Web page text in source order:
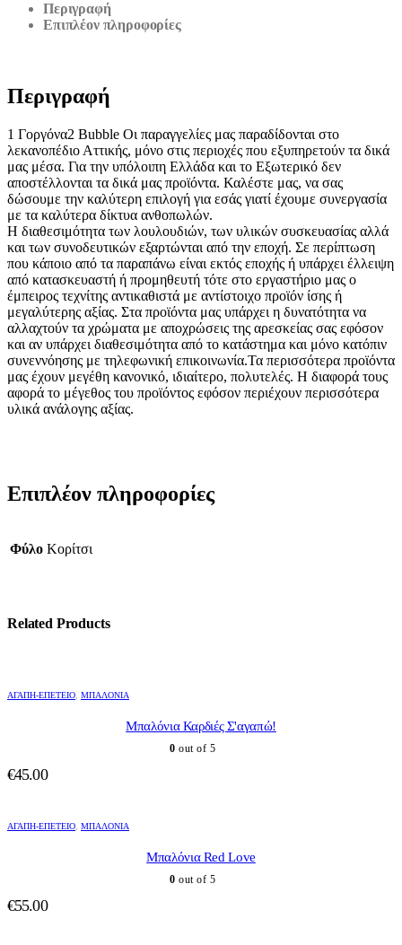
Περιγραφή
Επιπλέον πληροφορίες
Περιγραφή
1 Γοργόνα2 Bubble Οι παραγγελίες μας παραδίδονται στο
λεκανοπέδιο Αττικής, μόνο στις περιοχές που εξυπηρετούν τα δικά
μας μέσα. Για την υπόλοιπη Ελλάδα και το Εξωτερικό δεν
αποστέλλονται τα δικά μας προϊόντα. Καλέστε μας, να σας
δώσουμε την καλύτερη επιλογή για εσάς γιατί έχουμε συνεργασία
με τα καλύτερα δίκτυα ανθοπωλών.
Η διαθεσιμότητα των λουλουδιών, των υλικών συσκευασίας αλλά
και των συνοδευτικών εξαρτώνται από την εποχή. Σε περίπτωση
που κάποιο από τα παραπάνω είναι εκτός εποχής ή υπάρχει έλλειψη
από κατασκευαστή ή προμηθευτή τότε στο εργαστήριο μας ο
έμπειρος τεχνίτης αντικαθιστά με αντίστοιχο προϊόν ίσης ή
μεγαλύτερης αξίας. Στα προϊόντα μας υπάρχει η δυνατότητα να
αλλαχτούν τα χρώματα με αποχρώσεις της αρεσκείας σας εφόσον
και αν υπάρχει διαθεσιμότητα από το κατάστημα και μόνο κατόπιν
συνεννόησης με τηλεφωνική επικοινωνία.Τα περισσότερα προϊόντα
μας έχουν μεγέθη κανονικό, ιδιαίτερο, πολυτελές. Η διαφορά τους
αφορά το μέγεθος του προϊόντος εφόσον περιέχουν περισσότερα
υλικά ανάλογης αξίας.
Επιπλέον πληροφορίες
Φύλο Κορίτσι
Related Products
ΑΓΆΠΗ-ΕΠΈΤΕΙΟ ΜΠΑΛΌΝΙΑ
Μπαλόνια Καρδιές Σ'αγαπώ!
0 out of 5
€45.00
ΑΓΆΠΗ-ΕΠΈΤΕΙΟ ΜΠΑΛΌΝΙΑ
Μπαλόνια Red Love
0 out of 5
€55.00